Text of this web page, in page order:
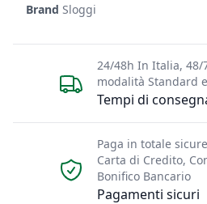
Brand Sloggi
Tempi di
24/48h In Italia, 48/
modalità Standard
Pagamenti sicuri
Paga in totale
Carta di Credito,
Bonifico Bancario